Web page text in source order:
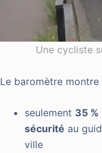
Une cycliste
Le baromètre montre
seulement 35 %
sécurité au
ville